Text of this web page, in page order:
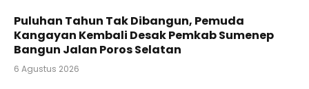
Puluhan Tahun Tak Dibangun, Pemuda
Kangayan Kembali Desak Pemkab Sumenep
Bangun Jalan Poros Selatan
6 Agustus 2026